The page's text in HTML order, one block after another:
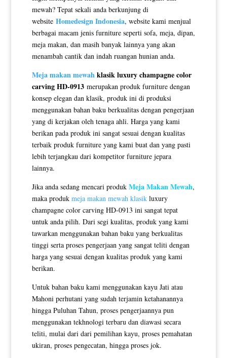
mewah? Tepat sekali anda berkunjung di
website Homedesign Indonesia, website kami menjual
berbagai macam jenis furniture seperti sofa, meja, dipan,
meja makan, dan masih banyak lainnya yang akan
menambah cantik dan indah ruangan hunian anda.
Meja makan mewahklasik luxury champagne color
carving HD-0913merupakan produk furniture dengan
konsep elegan dan klasik, produk ini di produksi
menggunakan bahan baku berkualitas dengan pengerjaan
yang di kerjakan oleh tenaga ahli. Harga yang kami
berikan pada produk ini sangat sesuai dengan kualitas
terbaik produk furniture yang kami buat dan yang pasti
lebih terjangkau dari kompetitor furniture jepara
lainnya.
Jika anda sedang mencari produk Meja Makan Mewah,
maka produk meja makan mewah klasikluxury
champagne color carving HD-0913 ini sangat tepat
untuk anda pilih. Dari segi kualitas, produk yang kami
tawarkan menggunakan bahan baku yang berkualitas
tinggi serta proses pengerjaan yang sangat teliti dengan
harga yang sesuai dengan kualitas produk yang kami
berikan.
Untuk bahan baku kami menggunakan kayu Jati atau
Mahoni perhutani yang sudah terjamin ketahanannya
hingga Puluhan Tahun, proses pengerjaannya pun
menggunakan tekhnologi terbaru dan diawasi secara
teliti, mulai dari dari pemilihan kayu, proses pemahatan
ukiran, proses pengecatan, hingga proses jok.